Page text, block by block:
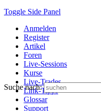
Toggle Side Panel
Anmelden
Register
Artikel
Foren
Live-Sessions
Kurse
Live-Trades
Link-Tipps
Glossar
Support
Suche nach: